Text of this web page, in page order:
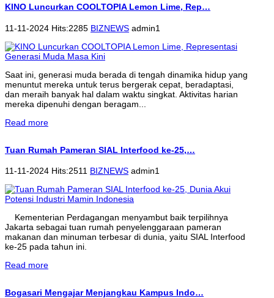
KINO Luncurkan COOLTOPIA Lemon Lime, Rep…
11-11-2024 Hits:2285 BIZNEWS admin1
Saat ini, generasi muda berada di tengah dinamika hidup yang
menuntut mereka untuk terus bergerak cepat, beradaptasi,
dan meraih banyak hal dalam waktu singkat. Aktivitas harian
mereka dipenuhi dengan beragam...
Read more
Tuan Rumah Pameran SIAL Interfood ke-25,…
11-11-2024 Hits:2511 BIZNEWS admin1
Kementerian Perdagangan menyambut baik terpilihnya
Jakarta sebagai tuan rumah penyelenggaraan pameran
makanan dan minuman terbesar di dunia, yaitu SIAL Interfood
ke-25 pada tahun ini.
Read more
Bogasari Mengajar Menjangkau Kampus Indo…